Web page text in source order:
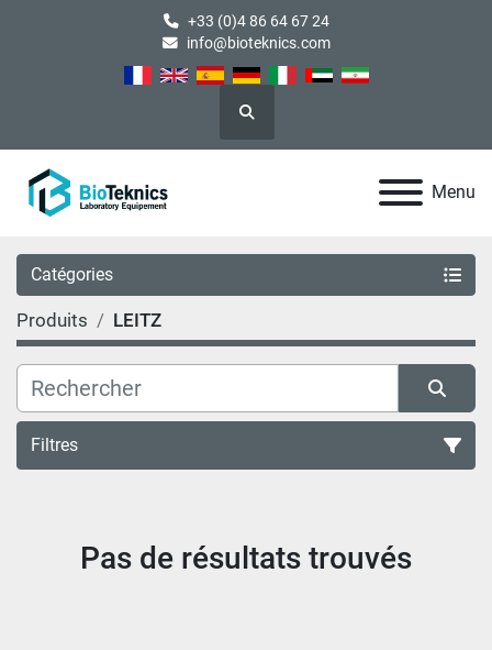
+33 (0)4 86 64 67 24
info@bioteknics.com
Rechercher
Menu
Catégories
Produits LEITZ
Filtres
Pas de résultats trouvés